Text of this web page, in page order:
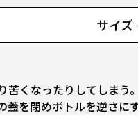
サイズ
くなったりしてしまう
を閉めボトルを逆さに